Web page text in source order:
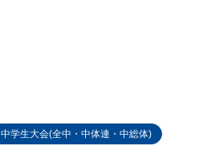
中学生大会(全中・中体連・中総体)